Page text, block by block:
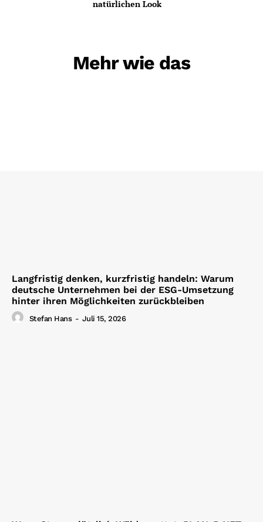
natürlichen Look
Mehr wie das
Langfristig denken, kurzfristig handeln: Warum
deutsche Unternehmen bei der ESG-Umsetzung
hinter ihren Möglichkeiten zurückbleiben
Stefan Hans - Juli 15, 2026